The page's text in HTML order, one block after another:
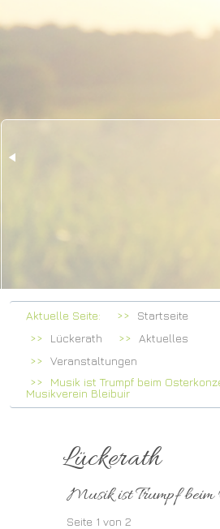
Aktuelle Seite:
Startseite
Lückerath
Aktuelles
Veranstaltungen
Musik ist Trumpf beim
Musikverein Bleibuir
Lückerath
Musik ist Trumpf
Seite 1 von 2